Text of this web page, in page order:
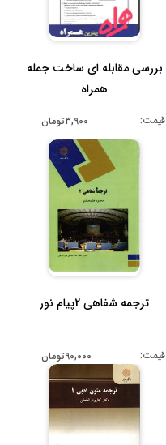
بررسی مقابله ای ساخت جمله
همراه
قیمت: 3,900تومان
ترجمه شفاهی 2پیام نور
قیمت: 90,000تومان